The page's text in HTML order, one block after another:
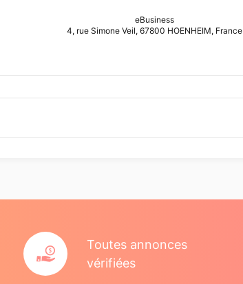
eBusiness
4, rue Simone Veil, 67800 HOENHEIM, France
Toutes annonces
vérifiées